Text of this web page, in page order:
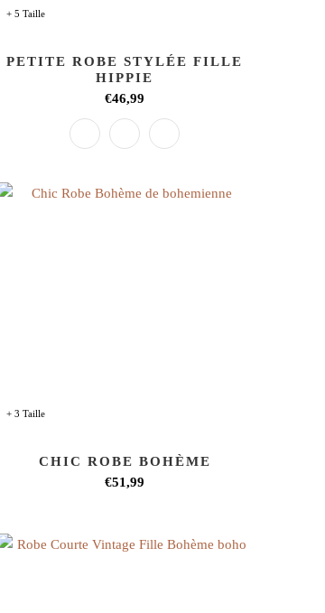
+ 5 Taille
PETITE ROBE STYLÉE FILLE
HIPPIE
€46,99
+ 3 Taille
CHIC ROBE BOHÈME
€51,99